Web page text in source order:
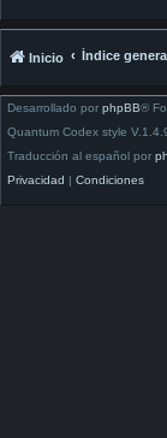
Inicio Índice
Desarrollado por phpBB®
Quantum Codex style
Traducción al español por
Privacidad
Condiciones